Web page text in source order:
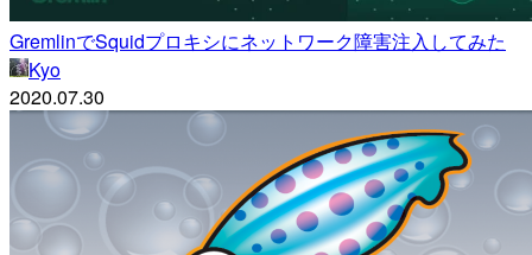
GremlinでSquidプロキシにネットワーク障害注入してみた
Kyo
2020.07.30